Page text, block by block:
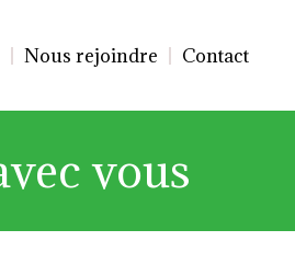
Nous rejoindre Contact
vous